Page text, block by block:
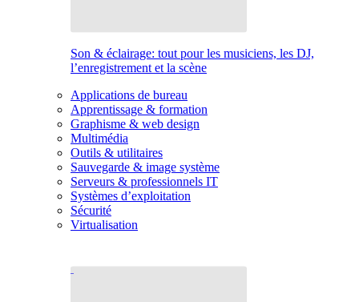
Son & éclairage: tout pour les musiciens, les DJ,
l’enregistrement et la scène
Applications de bureau
Apprentissage & formation
Graphisme & web design
Multimédia
Outils & utilitaires
Sauvegarde & image système
Serveurs & professionnels IT
Systèmes d’exploitation
Sécurité
Virtualisation